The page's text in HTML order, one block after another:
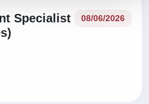
Specialist
08/06/2026